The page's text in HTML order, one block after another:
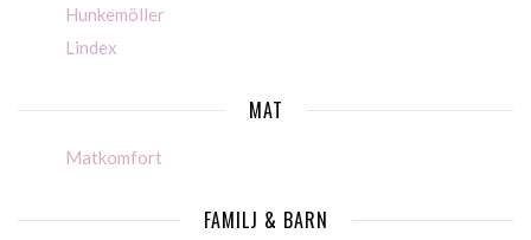
Hunkemöller
Lindex
MAT
Matkomfort
FAMILJ & BARN